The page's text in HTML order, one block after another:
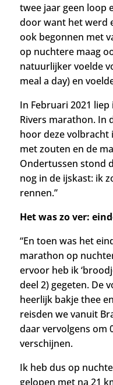
twee jaar geen loop
door want het werd
ook begonnen met
op nuchtere maag
natuurlijker voelde
meal a day) en
In Februari 2021
Rivers marathon. In
hoor deze volbracht
met zouten en de
Ondertussen stond
nog in de ijskast: ik
rennen.”
Het was zo ver:
“En toen was het
marathon op
ervoor heb ik
deel 2) gegeten. De
heerlijk bakje thee
reisden we vanuit
daar vervolgens om
verschijnen.
Ik heb dus op
gelopen met na 21